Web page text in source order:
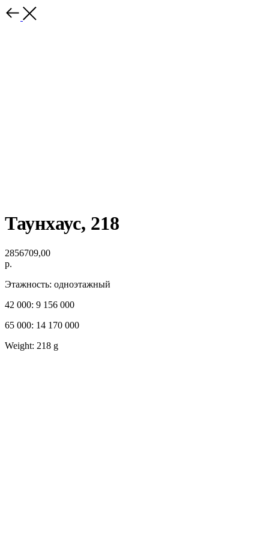
Таунхаус, 218
2856709,00
р.
Этажность: одноэтажный
42 000: 9 156 000
65 000: 14 170 000
Weight: 218 g